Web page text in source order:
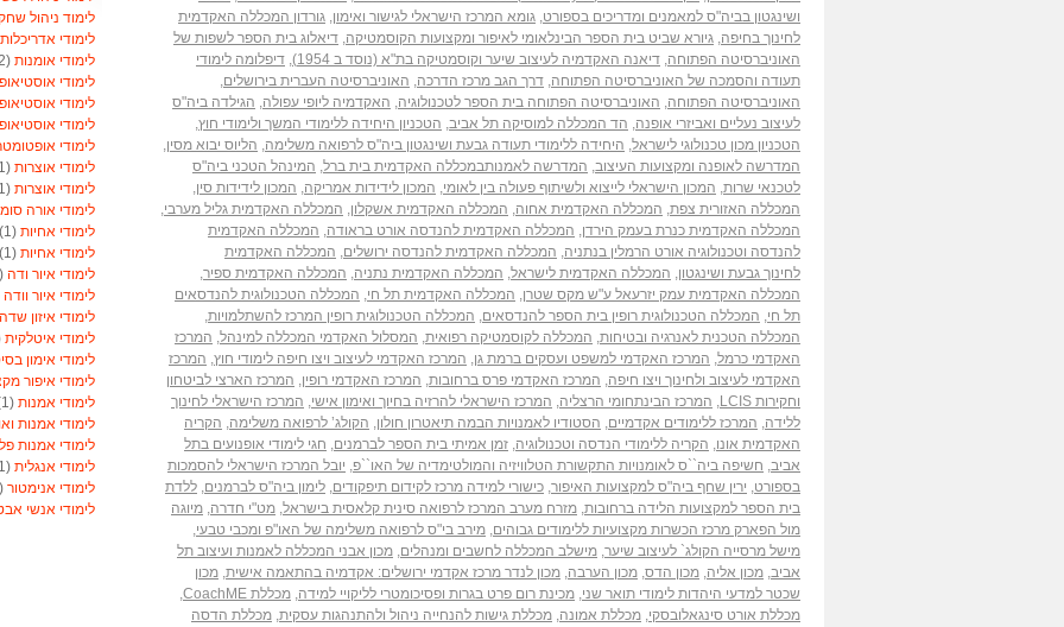
ושינגטון בביה"ס למאמנים ומדריכים בספורט, גומא המרכז הישראלי לגישור ואימון, גורדון המכללה האקדמית
לחינוך בחיפה, גיורא שביט בית הספר הבינלאומי לאיפור ומקצועות הקוסמטיקה, דיאלוג בית הספר לשפות של
האוניברסיטה הפתוחה, דיאנה האקדמיה לעיצוב שיער וקוסמטיקה בת"א (נוסד ב 1954) , דיפלומה לימודי
תעודה והסמכה של האוניברסיטה הפתוחה, דרך הגב מרכז הדרכה, האוניברסיטה העברית בירושלים,
האוניברסיטה הפתוחה, האוניברסיטה הפתוחה בית הספר לטכנולוגיה, האקדמיה ליופי עפולה, הגילדה ביה"ס
לעיצוב נעליים ואביזרי אופנה, הד המכללה למוסיקה תל אביב, הטכניון היחידה ללימודי המשך ולימודי חוץ,
הטכניון מכון טכנולוגי לישראל, היחידה ללימודי תעודה גבעת ושינגטון ביה"ס לרפואה משלימה, הליוס יבוא מסין,
המדרשה לאופנה ומקצועות העיצוב, המדרשה לאמנותבמכללה האקדמית בית ברל, המינהל הטכני ביה"ס
לטכנאי שרות, המכון הישראלי לייצוא ולשיתוף פעולה בין לאומי, המכון לידידות אמריקה, המכון לידידות סין,
המכללה האזורית צפת, המכללה האקדמית אחוה, המכללה האקדמית אשקלון, המכללה האקדמית גליל מערבי,
המכללה האקדמית כנרת בעמק הירדן, המכללה האקדמית להנדסה אורט בראודה, המכללה האקדמית
להנדסה וטכנולוגיה אורט הרמלין בנתניה, המכללה האקדמית להנדסה ירושלים, המכללה האקדמית
לחינוך גבעת ושינגטון, המכללה האקדמית לישראל, המכללה האקדמית נתניה, המכללה האקדמית ספיר,
המכללה האקדמית עמק יזרעאל ע"ש מקס שטרן, המכללה האקדמית תל חי, המכללה הטכנולוגית להנדסאים
תל חי, המכללה הטכנולוגית רופין בית הספר להנדסאים, המכללה הטכנולוגית רופין המרכז להשתלמויות,
המכללה הטכנית לאנרגיה ובטיחות, המכללה לקוסמטיקה רפואית, המסלול האקדמי המכללה למינהל, המרכז
האקדמי כרמל, המרכז האקדמי למשפט ועסקים ברמת גן, המרכז האקדמי לעיצוב ויצו חיפה לימודי חוץ, המרכז
האקדמי לעיצוב ולחינוך ויצו חיפה, המרכז האקדמי פרס ברחובות, המרכז האקדמי רופין, המרכז הארצי לביטחון
וחקירות LCIS
, המרכז הבינתחומי הרצליה, המרכז הישראלי להרזיה בחיוך ואימון אישי, המרכז הישראלי לחינוך
ללידה, המרכז ללימודים אקדמיים, הסטודיו לאמנויות הבמה תיאטרון חולון, הקולג’ לרפואה משלימה, הקריה
האקדמית אונו, הקריה ללימודי הנדסה וטכנולוגיה, זמן אמיתי בית הספר לברמנים, חגי לימודי אופנועים בתל
אביב, חשיפה ביה``ס לאומנויות התקשורת הטלוויזיה והמולטימדיה של האו``פ, יובל המרכז הישראלי להסמכות
בספורט, ירין שחף ביה"ס למקצועות האיפור, כישורי למידה מרכז לקידום תיפקודים, לימון ביה"ס לברמנים, ללדת
בית הספר למקצועות הלידה ברחובות, מזרח מערב המרכז לרפואה סינית קלאסית בישראל, מט"י חדרה, מיוגה
מול הפארק מרכז הכשרות מקצועיות ללימודים גבוהים, מירב בי"ס לרפואה משלימה של האו"פ ומכבי טבעי,
מישל מרסייה הקולג` לעיצוב שיער, מישלב המכללה לחשבים ומנהלים, מכון אבני המכללה לאמנות ועיצוב תל
אביב, מכון אליה, מכון הדס, מכון הערבה, מכון לנדר מרכז אקדמי ירושלים: אקדמיה בהתאמה אישית, מכון
שכטר למדעי היהדות לימודי תואר שני, מכינת רום פרט בגרות ופסיכומטרי לליקויי למידה, מכללת CoachME
,
מכללת אורט סינגאלובסקי, מכללת אמונה, מכללת גישות להנחייה ניהול ולהתנהגות עסקית, מכללת הדסה
לימוד ניהול
לימודי אדריכלות
לימודי אומנות (2)
לימודי
לימודי
לימודי
לימודי
לימודי אוצרות (1)
לימודי אוצרות (1)
לימודי אורה
לימודי אחיות (1)
לימודי אחיות (1)
לימודי איור ודה (1)
לימודי איור וודה
לימודי איזון
לימודי איטלקית
לימודי אימון
לימודי איפור
לימודי אמנות (1)
לימודי אמנות
לימודי אמנות
לימודי אנגלית (1)
לימודי אנימטור (1)
לימודי אנשי